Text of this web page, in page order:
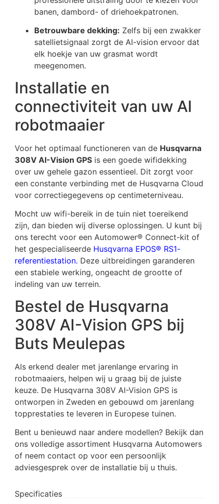
banen, dambord- of driehoekpatronen.
Betrouwbare dekking: Zelfs bij een zwakker
satellietsignaal zorgt de AI-vision ervoor dat
elk hoekje van uw grasmat wordt
meegenomen.
Installatie en
connectiviteit van uw AI
robotmaaier
Voor het optimaal functioneren van de Husqvarna
308V AI-Vision GPS is een goede wifidekking
over uw gehele gazon essentieel. Dit zorgt voor
een constante verbinding met de Husqvarna Cloud
voor correctiegegevens op centimeterniveau.
Mocht uw wifi-bereik in de tuin niet toereikend
zijn, dan bieden wij diverse oplossingen. U kunt bij
ons terecht voor een Automower® Connect-kit of
het gespecialiseerde Husqvarna EPOS® RS1-
referentiestation. Deze uitbreidingen garanderen
een stabiele werking, ongeacht de grootte of
indeling van uw terrein.
Bestel de Husqvarna
308V AI-Vision GPS bij
Buts Meulepas
Als erkend dealer met jarenlange ervaring in
robotmaaiers, helpen wij u graag bij de juiste
keuze. De Husqvarna 308V AI-Vision GPS is
ontworpen in Zweden en gebouwd om jarenlang
topprestaties te leveren in Europese tuinen.
Bent u benieuwd naar andere modellen? Bekijk dan
ons volledige assortiment Husqvarna Automowers
of neem contact op voor een persoonlijk
adviesgesprek over de installatie bij u thuis.
Specificaties